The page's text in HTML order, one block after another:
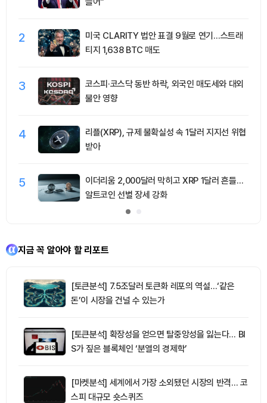
2
미국 CLARITY 법안 표결 9월로 연기…스트래
티지 1,638 BTC 매도
3
코스피·코스닥 동반 하락, 외국인 매도세와 대외
불안 영향
4
리플(XRP), 규제 불확실성 속 1달러 지지선 위협
받아
5
이더리움 2,000달러 막히고 XRP 1달러 흔들…
알트코인 선별 장세 강화
지금 꼭 알아야 할 리포트
[토큰분석] 7.5조달러 토큰화 레포의 역설…‘같은
돈’이 시장을 건널 수 있는가
[토큰분석] 확장성을 얻으면 탈중앙성을 잃는다… BI
S가 짚은 블록체인 ‘분열의 경제학’
[마켓분석] 세계에서 가장 소외됐던 시장의 반격… 코
스피 대규모 숏스퀴즈